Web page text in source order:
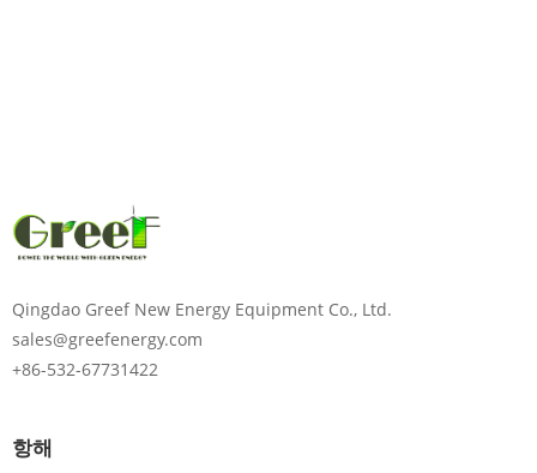
00:00
Qingdao Greef New Energy Equipment Co., Ltd.
sales@greefenergy.com
+86-532-67731422
항해